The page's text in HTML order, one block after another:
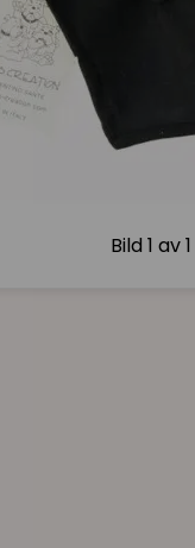
Bild1 av 1